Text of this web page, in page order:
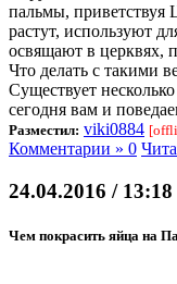
пальмы, приветствуя
растут, используют
освящают в церквях,
Что делать с такими
Существует
сегодня вам и
Разместил: viki0884
Комментарии » 0
24.04.2016 / 13:18
Чем покрасить яйца на